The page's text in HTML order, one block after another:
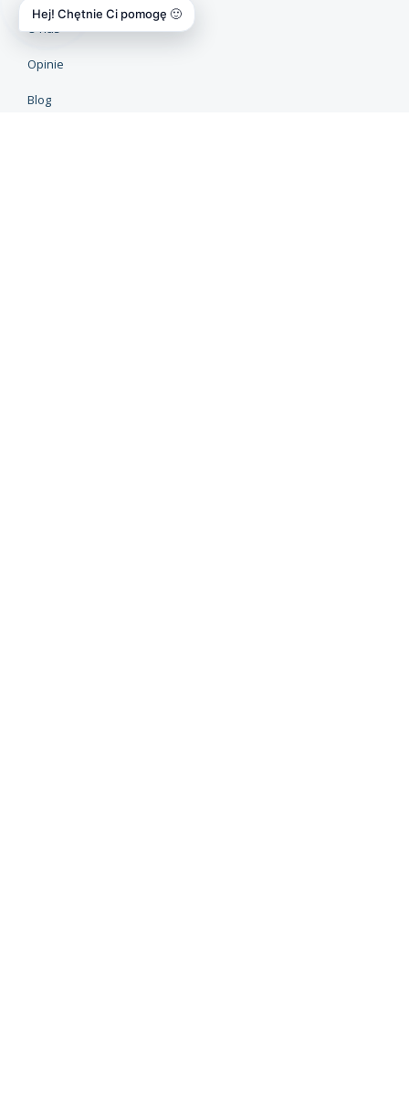
O nas
Opinie
Blog
Hej! Chętnie Ci pomogę 🙂